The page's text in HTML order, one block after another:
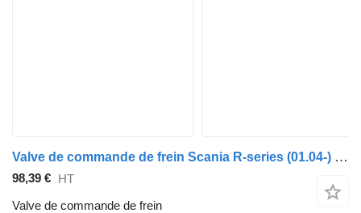
Valve de commande de frein Scania R-series (01.04-) 4728800310 pour tracteur routier Scania P,G,R,T-series (2004-2017)
98,39 € HT
Valve de commande de frein